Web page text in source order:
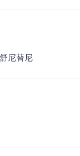
舒尼替尼